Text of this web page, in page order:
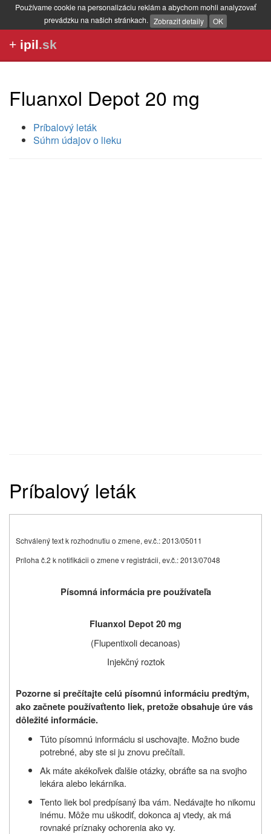
Používame cookie na personalizáciu reklám a abychom mohli analyzovať
prevádzku na našich stránkach. Zobrazit detaily OK
+ ipil.sk
Fluanxol Depot 20 mg
Príbalový leták
Súhrn údajov o lieku
Príbalový leták
Schválený text k rozhodnutiu o zmene, ev.č.: 2013/05011
Príloha č.2 k notifikácii o zmene v registrácii, ev.č.: 2013/07048
Písomná informácia pre používateľa
Fluanxol Depot 20 mg
(Flupentixoli decanoas)
Injekčný roztok
Pozorne si prečítajte celú písomnú informáciu predtým,
ako začnete používaťtento liek, pretože obsahuje úre vás
dôležité informácie.
Túto písomnú informáciu si uschovajte. Možno bude
potrebné, aby ste si ju znovu prečítali.
Ak máte akékoľvek ďalšie otázky, obráťte sa na svojho
lekára alebo lekárnika.
Tento liek bol predpísaný iba vám. Nedávajte ho nikomu
inému. Môže mu uškodiť, dokonca aj vtedy, ak má
rovnaké príznaky ochorenia ako vy.